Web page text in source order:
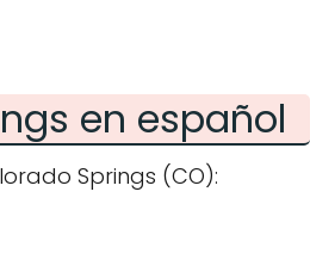
en español
Springs (CO):